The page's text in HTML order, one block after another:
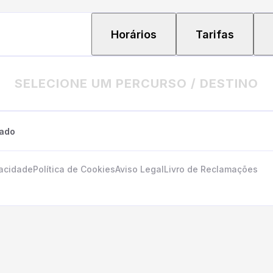
Horários Tarifas
SELECIONE UM PERCURSO / DESTINO
Política de CookiesAviso LegalLivro de Reclamações